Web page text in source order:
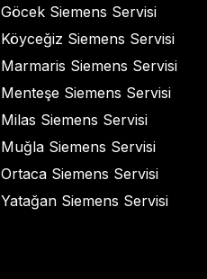
Göcek Siemens Servisi
Köyceğiz Siemens Servisi
Marmaris Siemens Servisi
Menteşe Siemens Servisi
Milas Siemens Servisi
Muğla Siemens Servisi
Ortaca Siemens Servisi
Yatağan Siemens Servisi